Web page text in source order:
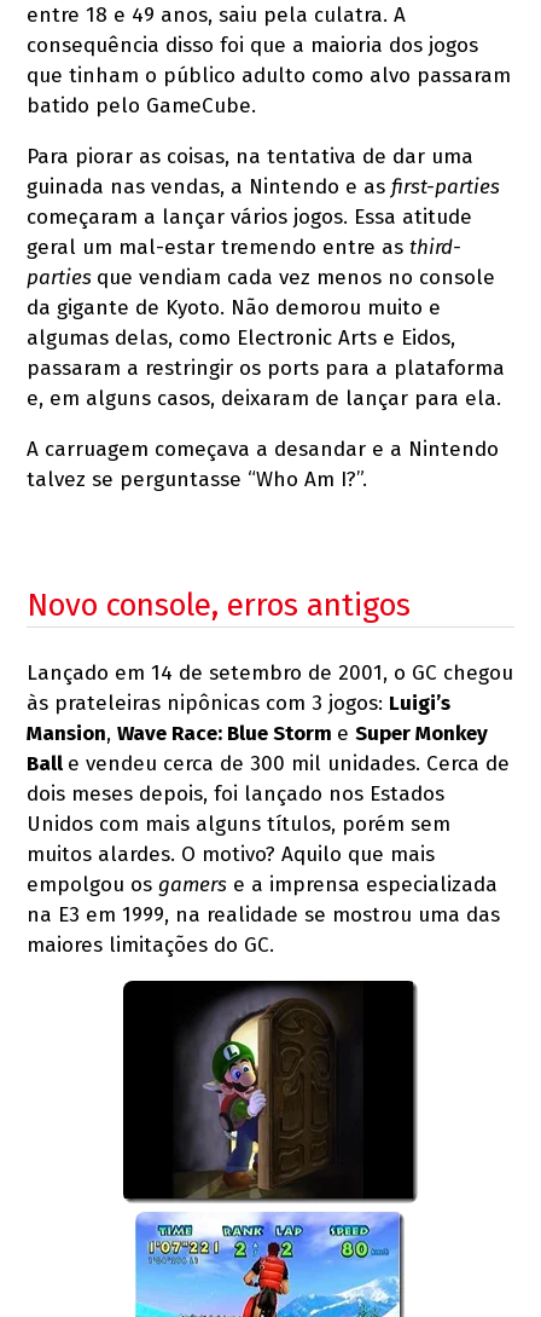
entre 18 e 49 anos, saiu pela culatra. A
consequência disso foi que a maioria dos jogos
que tinham o público adulto como alvo passaram
batido pelo GameCube.
Para piorar as coisas, na tentativa de dar uma
guinada nas vendas, a Nintendo e asfirst-parties
começaram a lançar vários jogos. Essa atitude
geral um mal-estar tremendo entre asthird-
parties que vendiam cada vez menos no console
da gigante de Kyoto. Não demorou muito e
algumas delas, como Electronic Arts e Eidos,
passaram a restringir os ports para a plataforma
e, em alguns casos, deixaram de lançar para ela.
A carruagem começava a desandar e a Nintendo
talvez se perguntasse “Who Am I?”.
Novo console, erros antigos
Lançado em 14 de setembro de 2001, o GC chegou
às prateleiras nipônicas com 3 jogos: Luigi’s
Mansion,Wave Race: Blue Storm eSuper Monkey
Ball e vendeu cerca de 300 mil unidades. Cerca de
dois meses depois, foi lançado nos Estados
Unidos com mais alguns títulos, porém sem
muitos alardes. O motivo? Aquilo que mais
empolgou osgamers e a imprensa especializada
na E3 em 1999, na realidade se mostrou uma das
maiores limitações do GC.